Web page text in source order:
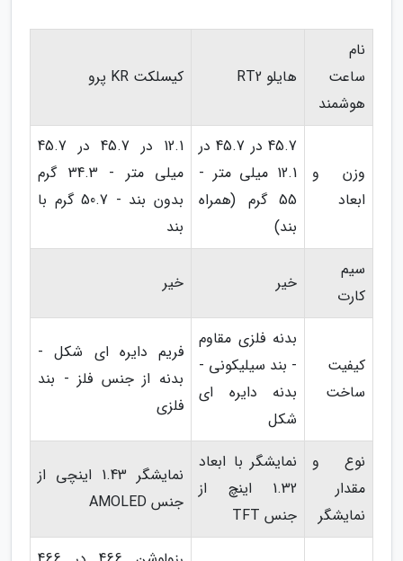
نام
ساعت
هوشمند
هایلو RT2 کیسلکت KR پرو
وزن و
ابعاد
45.7 در 45.7 در
12.1 میلی متر -
55 گرم (همراه
بند)
12.1 در 45.7 در 45.7
میلی متر - 34.3 گرم
بدون بند - 50.7 گرم با
بند
سیم
کارت
خیر خیر
کیفیت
ساخت
بدنه فلزی مقاوم
- بند سیلیکونی -
بدنه دایره ای
شکل
فریم دایره ای شکل -
بدنه از جنس فلز - بند
فلزی
نوع و
مقدار
نمایشگر
نمایشگر با ابعاد
1.32 اینچ از
جنس TFT
نمایشگر 1.43 اینچی از
جنس AMOLED